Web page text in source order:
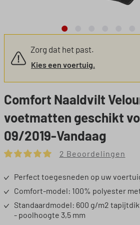
Zorg dat het past.
Kies een voertuig.
Comfort Naaldvilt
voetmatten geschikt
09/2019-Vandaag
Perfect toegesneden op uw
Comfort-model: 100% polyester
Standaardmodel: 600 g/m2
- poolhoogte 3,5 mm
2 Beoordelingen